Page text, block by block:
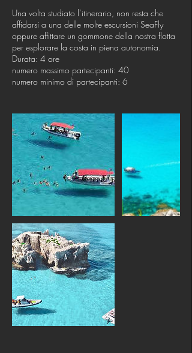
Una volta studiato l’itinerario, non resta che
affidarsi a una delle molte escursioni SeaFly
oppure affittare un gommone della nostra flotta
per esplorare la costa in piena autonomia.
Durata: 4 ore
numero massimo partecipanti: 40
numero minimo di partecipanti: 6